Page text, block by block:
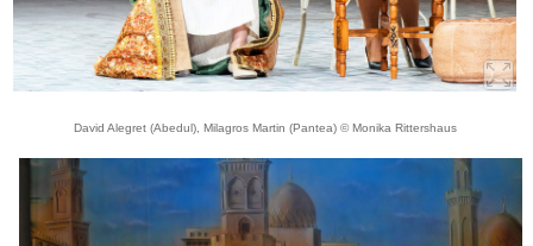
David Alegret (Abedul), Milagros Martin (Pantea) © Monika Rittershaus